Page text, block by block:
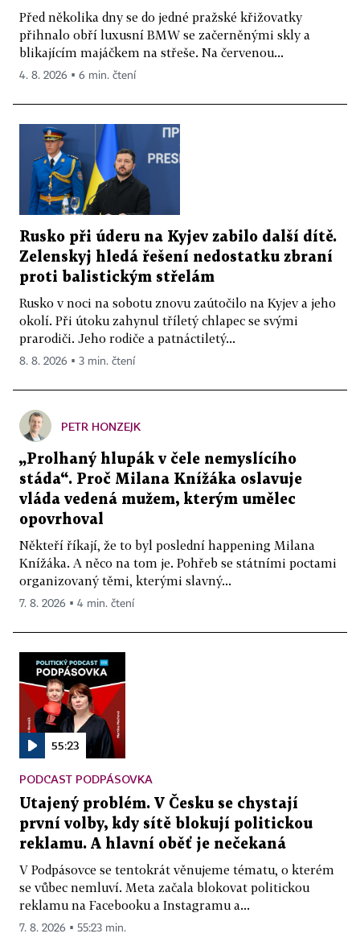
Před několika dny se do jedné pražské křižovatky
přihnalo obří luxusní BMW se začerněnými skly a
blikajícím majáčkem na střeše. Na červenou...
4. 8. 2026 ▪ 6 min. čtení
Rusko při úderu na Kyjev zabilo další dítě.
Zelenskyj hledá řešení nedostatku zbraní
proti balistickým střelám
Rusko v noci na sobotu znovu zaútočilo na Kyjev a jeho
okolí. Při útoku zahynul tříletý chlapec se svými
prarodiči. Jeho rodiče a patnáctiletý...
8. 8. 2026 ▪ 3 min. čtení
PETR HONZEJK
„Prolhaný hlupák v čele nemyslícího
stáda“. Proč Milana Knížáka oslavuje
vláda vedená mužem, kterým umělec
opovrhoval
Někteří říkají, že to byl poslední happening Milana
Knížáka. A něco na tom je. Pohřeb se státními poctami
organizovaný těmi, kterými slavný...
7. 8. 2026 ▪ 4 min. čtení
55:23
PODCAST PODPÁSOVKA
Utajený problém. V Česku se chystají
první volby, kdy sítě blokují politickou
reklamu. A hlavní oběť je nečekaná
V Podpásovce se tentokrát věnujeme tématu, o kterém
se vůbec nemluví. Meta začala blokovat politickou
reklamu na Facebooku a Instagramu a...
7. 8. 2026 ▪ 55:23 min.